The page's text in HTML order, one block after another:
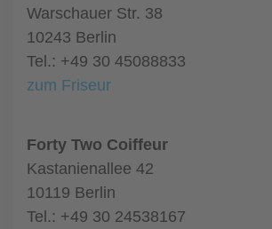
Warschauer Str. 38
10243 Berlin
Tel.: +49 30 45088833
zum Friseur
Forty Two Coiffeur
Kastanienallee 42
10119 Berlin
Tel.: +49 30 24538167